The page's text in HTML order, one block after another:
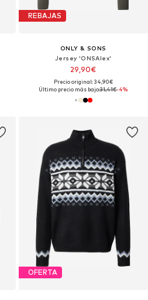
REBAJAS
ONLY & SONS
Jersey 'ONSAlex'
29,90€
Precio original: 34,90€
Último precio más bajo:31,41€-4%
OFERTA